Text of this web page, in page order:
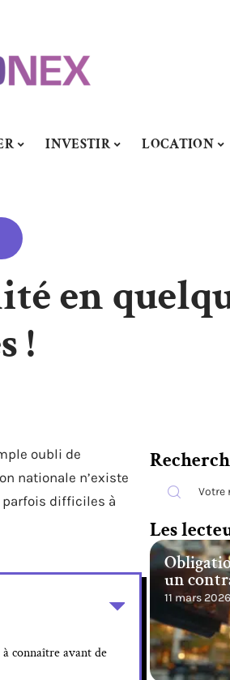
INVESTIR LOCATION
en
!
oubli de
nationale n’existe
parfois difficiles à
connaître avant de
Les
un
11 mars 2026